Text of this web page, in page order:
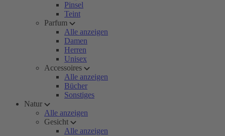
Pinsel
Teint
Parfum
Alle anzeigen
Damen
Herren
Unisex
Accessoires
Alle anzeigen
Bücher
Sonstiges
Natur
Alle anzeigen
Gesicht
Alle anzeigen